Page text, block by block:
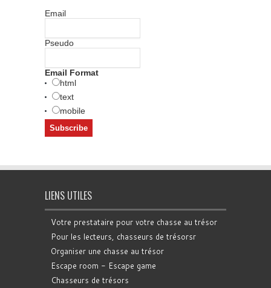
Email
Pseudo
Email Format
html
text
mobile
LIENS UTILES
Votre prestataire pour votre chasse au trésor
Pour les lecteurs, chasseurs de trésorsr
Organiser une chasse au trésor
Escape room - Escape game
Chasseurs de trésors